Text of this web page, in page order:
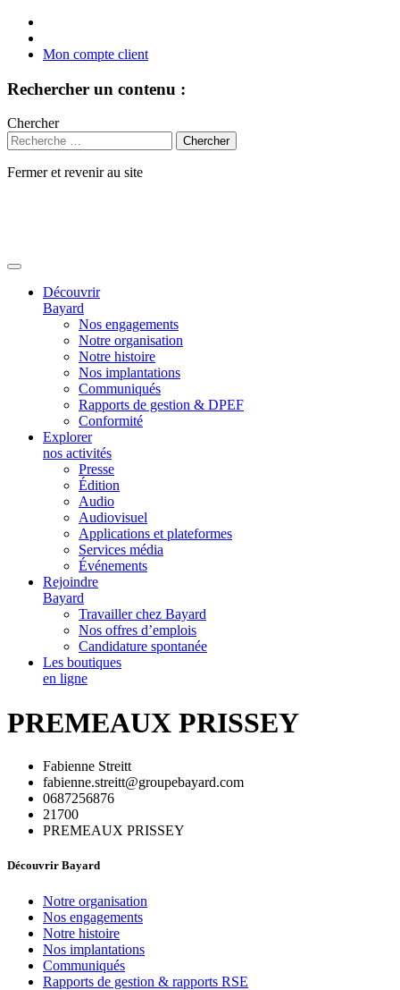
Mon compte client
Rechercher un contenu :
Chercher
Fermer et revenir au site
Découvrir
Bayard
Nos engagements
Notre organisation
Notre histoire
Nos implantations
Communiqués
Rapports de gestion & DPEF
Conformité
Explorer
nos activités
Presse
Édition
Audio
Audiovisuel
Applications et plateformes
Services média
Événements
Rejoindre
Bayard
Travailler chez Bayard
Nos offres d’emplois
Candidature spontanée
Les boutiques
en ligne
PREMEAUX PRISSEY
Fabienne Streitt
fabienne.streitt@groupebayard.com
0687256876
21700
PREMEAUX PRISSEY
Découvrir Bayard
Notre organisation
Nos engagements
Notre histoire
Nos implantations
Communiqués
Rapports de gestion & rapports RSE